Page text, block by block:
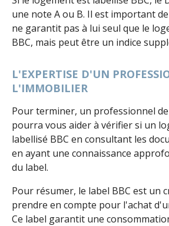
une note A ou B. Il est important
ne garantit pas à lui seul que le
BBC, mais peut être un indice
L'EXPERTISE D'UN
L'IMMOBILIER
Pour terminer, un professionnel
pourra vous aider à vérifier si un
labellisé BBC en consultant les
en ayant une connaissance
du label.
Pour résumer, le label BBC est un
prendre en compte pour l'achat
Ce label garantit une